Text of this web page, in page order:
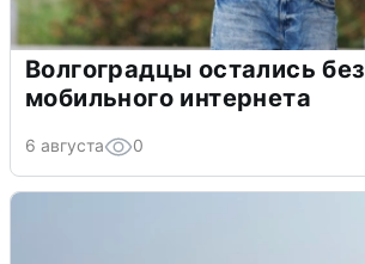
Волгоградцы остались без
мобильного интернета
6 августа 0